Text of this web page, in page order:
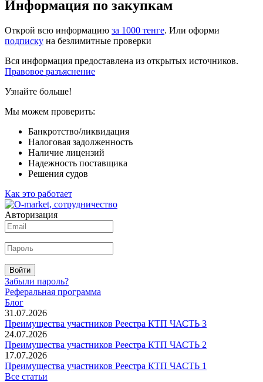
Информация по закупкам
Открой всю информацию за 1000 тенге. Или оформи
подписку на безлимитные проверки
Вся информация предоставлена из открытых источников.
Правовое разъяснение
Узнайте больше!
Мы можем проверить:
Банкротство/ликвидация
Налоговая задолженность
Наличие лицензий
Надежность поставщика
Решения судов
Как это работает
Авторизация
Войти
Забыли пароль?
Реферальная программа
Блог
31.07.2026
Преимущества участников Реестра КТП ЧАСТЬ 3
24.07.2026
Преимущества участников Реестра КТП ЧАСТЬ 2
17.07.2026
Преимущества участников Реестра КТП ЧАСТЬ 1
Все статьи